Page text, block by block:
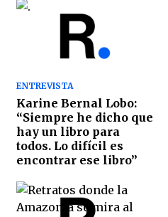
ENTREVISTA
Karine Bernal Lobo:
“Siempre he dicho que
hay un libro para
todos. Lo difícil es
encontrar ese libro”